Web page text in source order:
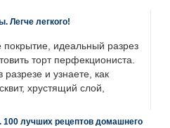
Легче легкого!
идеальный разрез
торт перфекциониста.
и узнаете, как
хрустящий слой,
лучших рецептов домашнего